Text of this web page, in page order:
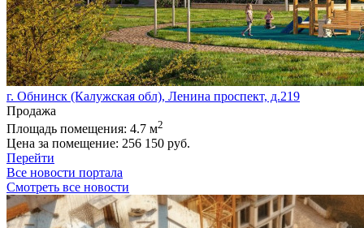
г. Обнинск (Калужская обл), Ленина проспект, д.219
Продажа
Площадь помещения: 4.7 м2
Цена за помещение: 256 150 руб.
Перейти
Все новости портала
Смотреть все новости